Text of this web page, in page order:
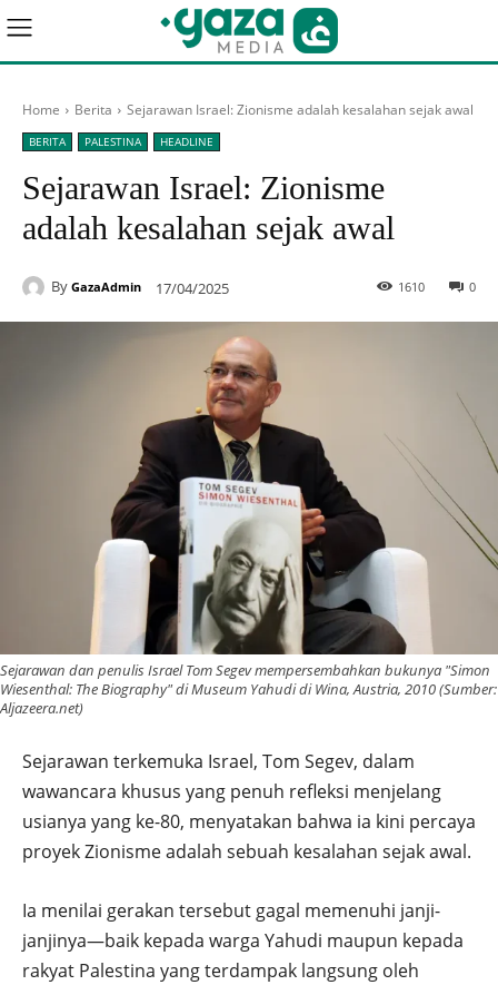
Home Berita Sejarawan Israel: Zionisme adalah kesalahan sejak awal
BERITA PALESTINA HEADLINE
Sejarawan Israel: Zionisme
adalah kesalahan sejak awal
By GazaAdmin 17/04/2025 0
1610
Sejarawan dan penulis Israel Tom Segev mempersembahkan bukunya "Simon
Wiesenthal: The Biography" di Museum Yahudi di Wina, Austria, 2010 (Sumber:
Aljazeera.net)
Sejarawan terkemuka Israel, Tom Segev, dalam
wawancara khusus yang penuh refleksi menjelang
usianya yang ke-80, menyatakan bahwa ia kini percaya
proyek Zionisme adalah sebuah kesalahan sejak awal.
Ia menilai gerakan tersebut gagal memenuhi janji-
janjinya—baik kepada warga Yahudi maupun kepada
rakyat Palestina yang terdampak langsung oleh